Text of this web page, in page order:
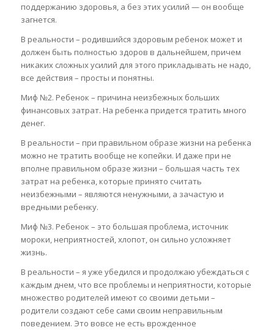
поддержанию здоровья, а без этих усилий — он вообще
загнется.
В реальности – родившийся здоровым ребенок может и
должен быть полностью здоров в дальнейшем, причем
никаких сложных усилий для этого прикладывать не надо,
все действия – просты и понятны.
Миф №2. Ребенок – причина неизбежных больших
финансовых затрат. На ребенка придется тратить много
денег.
В реальности – при правильном образе жизни на ребенка
можно не тратить вообще не копейки. И даже при не
вполне правильном образе жизни – большая часть тех
затрат на ребенка, которые принято считать
неизбежными – являются ненужными, а зачастую и
вредными ребенку.
Миф №3. Ребенок – это большая проблема, источник
мороки, неприятностей, хлопот, он сильно усложняет
жизнь.
В реальности – я уже убедился и продолжаю убеждаться с
каждым днем, что все проблемы и неприятности, которые
множество родителей имеют со своими детьми –
родители создают себе сами своим неправильным
поведением. Это вовсе не есть врожденное